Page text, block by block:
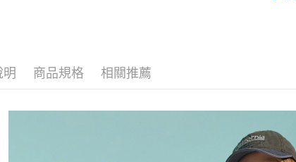
付款
每筆
明 商品規格 相關推薦